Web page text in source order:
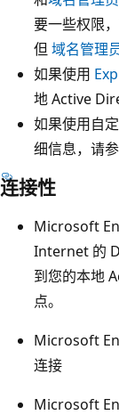
要一些权限
但 域名管理
如果使用
地 Active
如果使用自
细信息，请
连接性
Microsoft
Internet 的
到您的本地
点。
Microsoft
连接
Microsoft